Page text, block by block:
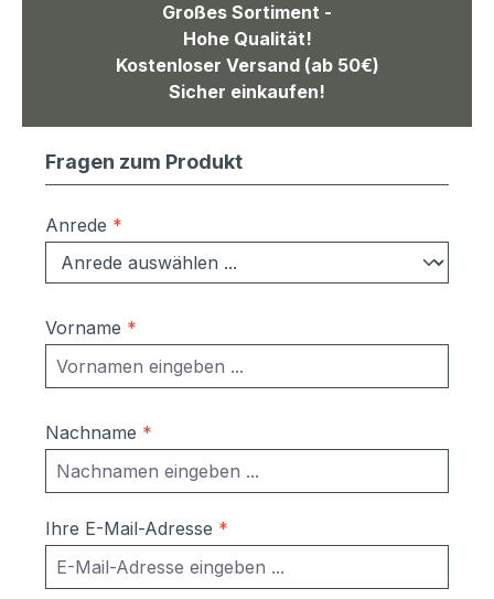
Großes Sortiment -
Hohe Qualität!
Kostenloser Versand (ab 50€)
Sicher einkaufen!
Fragen zum Produkt
Anrede *
Vorname *
Nachname *
Ihre E-Mail-Adresse *